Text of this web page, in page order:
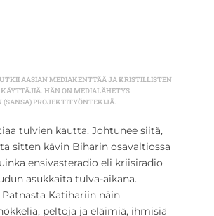
AASIAN MEDIAKENTTÄÄ JA KRISTILLISTEN
HÄN ON MEDIALÄHETYS
(SANSA) PROJEKTITYÖNTEKIJÄ.
tulvien kautta. Johtunee siitä,
sitten kävin Biharin osavaltiossa
ensivasteradio eli kriisiradio
asukkaita tulva-aikana.
Katihariin näin
peltoja ja eläimiä, ihmisiä